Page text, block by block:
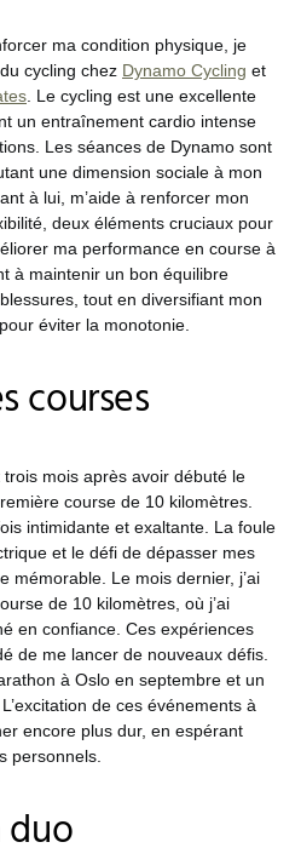
ma condition physique, je
cycling chez Dynamo Cycling et
. Le cycling est une excellente
un entraînement cardio intense
Les séances de Dynamo sont
une dimension sociale à mon
à lui, m’aide à renforcer mon
deux éléments cruciaux pour
ma performance en course à
à maintenir un bon équilibre
tout en diversifiant mon
éviter la monotonie.
courses
mois après avoir débuté le
course de 10 kilomètres.
intimidante et exaltante. La foule
et le défi de dépasser mes
mémorable. Le mois dernier, j’ai
de 10 kilomètres, où j’ai
en confiance. Ces expériences
de me lancer de nouveaux défis.
à Oslo en septembre et un
de ces événements à
encore plus dur, en espérant
personnels.
duo